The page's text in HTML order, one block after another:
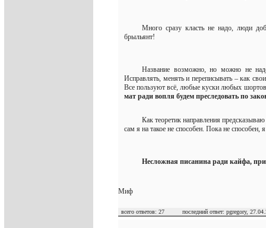
Mного сразу класть не надо, люди
брыльянт!
Название возможно, но можно не
Исправлять, менять и переписывать – как
Все пользуют всё, любые куски любых
мат ради вопля будем преследовать по
Как теоретик направления
сам я на такое не способен. Пока не
Несложная писанина ради кайфа,
Миф
всего ответов: 27 последний ответ: pgregory,